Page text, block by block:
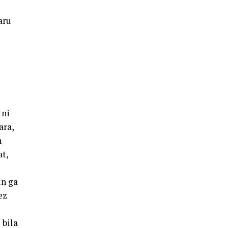
ga
bila